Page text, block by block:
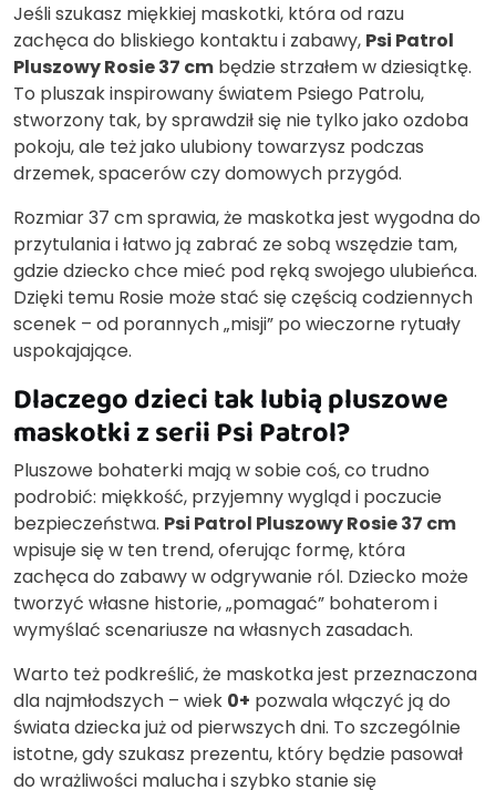
Jeśli szukasz miękkiej maskotki, która od razu
zachęca do bliskiego kontaktu i zabawy, Psi Patrol
Pluszowy Rosie 37 cm będzie strzałem w dziesiątkę.
To pluszak inspirowany światem Psiego Patrolu,
stworzony tak, by sprawdził się nie tylko jako ozdoba
pokoju, ale też jako ulubiony towarzysz podczas
drzemek, spacerów czy domowych przygód.
Rozmiar 37 cm sprawia, że maskotka jest wygodna do
przytulania i łatwo ją zabrać ze sobą wszędzie tam,
gdzie dziecko chce mieć pod ręką swojego ulubieńca.
Dzięki temu Rosie może stać się częścią codziennych
scenek – od porannych „misji” po wieczorne rytuały
uspokajające.
Dlaczego dzieci tak lubią pluszowe
maskotki z serii Psi Patrol?
Pluszowe bohaterki mają w sobie coś, co trudno
podrobić: miękkość, przyjemny wygląd i poczucie
bezpieczeństwa. Psi Patrol Pluszowy Rosie 37 cm
wpisuje się w ten trend, oferując formę, która
zachęca do zabawy w odgrywanie ról. Dziecko może
tworzyć własne historie, „pomagać” bohaterom i
wymyślać scenariusze na własnych zasadach.
Warto też podkreślić, że maskotka jest przeznaczona
dla najmłodszych – wiek 0+ pozwala włączyć ją do
świata dziecka już od pierwszych dni. To szczególnie
istotne, gdy szukasz prezentu, który będzie pasował
do wrażliwości malucha i szybko stanie się